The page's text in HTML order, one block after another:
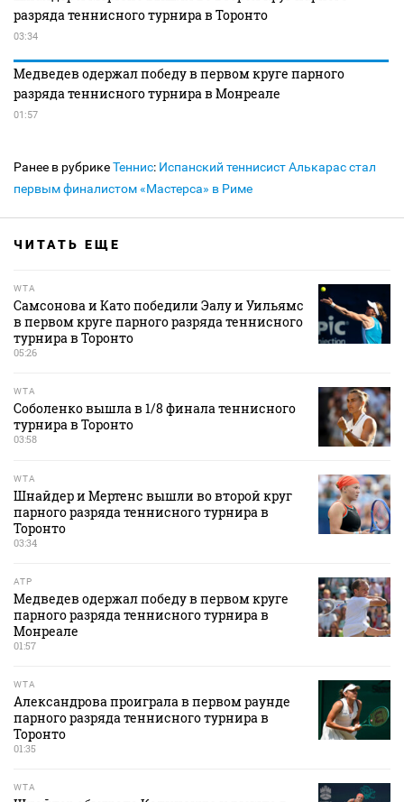
разряда теннисного турнира в Торонто
03:34
Медведев одержал победу в первом круге парного
разряда теннисного турнира в Монреале
01:57
Ранее в рубрикеТеннис: Испанский теннисист Алькарас стал
первым финалистом «Мастерса» в Риме
ЧИТАТЬ ЕЩЕ
WTA
Самсонова и Като победили Эалу и Уильямс
в первом круге парного разряда теннисного
турнира в Торонто
05:26
WTA
Соболенко вышла в 1/8 финала теннисного
турнира в Торонто
03:58
WTA
Шнайдер и Мертенс вышли во второй круг
парного разряда теннисного турнира в
Торонто
03:34
ATP
Медведев одержал победу в первом круге
парного разряда теннисного турнира в
Монреале
01:57
WTA
Александрова проиграла в первом раунде
парного разряда теннисного турнира в
Торонто
01:35
WTA